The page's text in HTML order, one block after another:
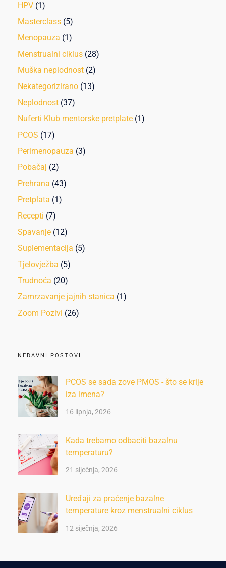
HPV (1)
Masterclass (5)
Menopauza (1)
Menstrualni ciklus (28)
Muška neplodnost (2)
Nekategorizirano (13)
Neplodnost (37)
Nuferti Klub mentorske pretplate (1)
PCOS (17)
Perimenopauza (3)
Pobačaj (2)
Prehrana (43)
Pretplata (1)
Recepti (7)
Spavanje (12)
Suplementacija (5)
Tjelovježba (5)
Trudnoća (20)
Zamrzavanje jajnih stanica (1)
Zoom Pozivi (26)
NEDAVNI POSTOVI
PCOS se sada zove PMOS - što se krije
iza imena?
16 lipnja, 2026
Kada trebamo odbaciti bazalnu
temperaturu?
21 siječnja, 2026
Uređaji za praćenje bazalne
temperature kroz menstrualni ciklus
12 siječnja, 2026